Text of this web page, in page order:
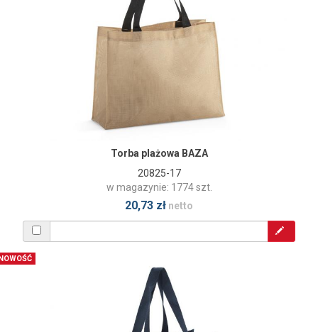
Torba plażowa BAZA
20825-17
w magazynie: 1774 szt.
20,73 zł netto